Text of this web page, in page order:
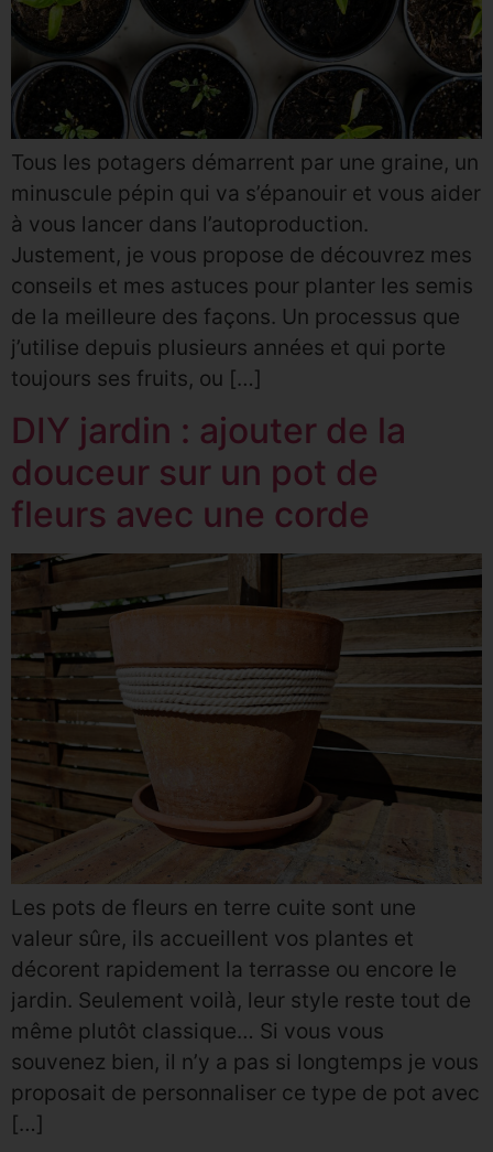
Tous les potagers démarrent par une graine, un
minuscule pépin qui va s’épanouir et vous aider
à vous lancer dans l’autoproduction.
Justement, je vous propose de découvrez mes
conseils et mes astuces pour planter les semis
de la meilleure des façons. Un processus que
j’utilise depuis plusieurs années et qui porte
toujours ses fruits, ou […]
DIY jardin : ajouter de la
douceur sur un pot de
fleurs avec une corde
Les pots de fleurs en terre cuite sont une
valeur sûre, ils accueillent vos plantes et
décorent rapidement la terrasse ou encore le
jardin. Seulement voilà, leur style reste tout de
même plutôt classique… Si vous vous
souvenez bien, il n’y a pas si longtemps je vous
proposait de personnaliser ce type de pot avec
[…]